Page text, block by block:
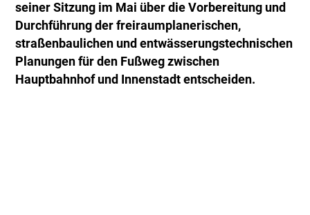
seiner Sitzung im Mai über die Vorbereitung und
Durchführung der freiraumplanerischen,
straßenbaulichen und entwässerungstechnischen
Planungen für den Fußweg zwischen
Hauptbahnhof und Innenstadt entscheiden.